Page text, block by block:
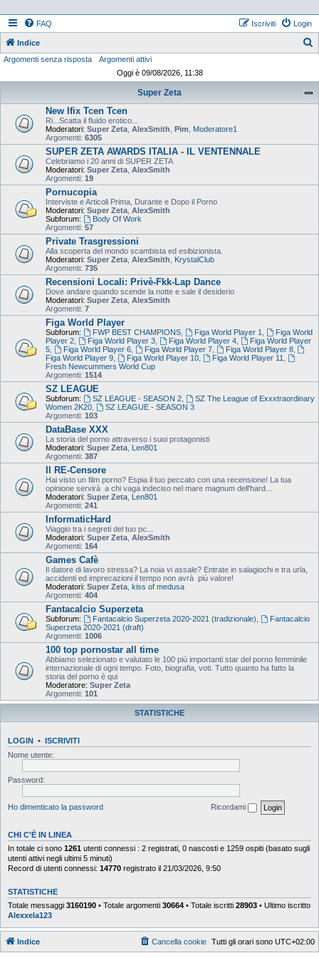
FAQ Login
Iscriviti
Indice
Argomenti senza risposta
Argomenti attivi
Oggi è 09/08/2026, 11:38
Super Zeta
New Ifix Tcen Tcen
Ri...Scatta il fluido erotico...
Moderatori: Super Zeta AlexSmith Pim
Moderatore1
Argomenti: 6305
SUPER ZETA AWARDS ITALIA - IL VENTENNALE
Celebriamo i 20 anni di SUPER ZETA
Moderatori: Super Zeta AlexSmith
Argomenti: 19
Pornucopia
Interviste e Articoli Prima, Durante e Dopo il Porno
Moderatori: Super Zeta AlexSmith
Subforum:
Body Of Work
Argomenti: 57
Private Trasgressioni
Alla scoperta del mondo scambista ed esibizionista.
Moderatori: Super Zeta AlexSmith
KrystalClub
Argomenti: 735
Recensioni Locali: Privè-Fkk-Lap Dance
Dove andare quando scende la notte e sale il desiderio
Moderatori: Super Zeta AlexSmith
Argomenti: 7
Figa World Player
Subforum: FWP BEST CHAMPIONS, Figa World Player 1
Figa World
Player 2
Figa World Player 3, Figa World Player 4,
Figa World Player
5
Figa World Player 6, Figa World Player 7, Figa World Player 8,
Figa World Player 9
Figa World Player 10, Figa World Player 11
Fresh Newcummers World Cup
Argomenti: 1514
SZ LEAGUE
Subforum: SZ LEAGUE - SEASON 2,
SZ The League of Exxxtraordinary
Women 2K20
SZ LEAGUE - SEASON 3
Argomenti: 103
DataBase XXX
La storia del porno attraverso i suoi protagonisti
Moderatori: Super Zeta Len801
Argomenti: 387
Il RE-Censore
Hai visto un film porno? Espia il tuo peccato con una recensione! La tua
opinione servirà a chi vaga indeciso nel mare magnum dell'hard...
Moderatori: Super Zeta Len801
Argomenti: 241
InformaticHard
Viaggio tra i segreti del tuo pc...
Moderatori: Super Zeta AlexSmith
Argomenti: 164
Games Cafè
Il datore di lavoro stressa? La noia vi assale? Entrate in salagiochi e tra urla,
accidenti ed imprecazioni il tempo non avrà più valore!
Moderatori: Super Zeta kiss of medusa
Argomenti: 404
Fantacalcio Superzeta
Subforum: Fantacalcio Superzeta 2020-2021 (tradizionale)
Fantacalcio
Superzeta 2020-2021 (draft)
Argomenti: 1006
100 top pornostar all time
Abbiamo selezionato e valutato le 100 più importanti star del porno femminile
internazionale di ogni tempo. Foto, biografia, voti. Tutto quanto ha fatto la
storia del porno è qui
Moderatore: Super Zeta
Argomenti: 101
STATISTICHE
LOGIN • ISCRIVITI
Nome utente:
Password:
Ho dimenticato la password Ricordami
CHI C’È IN LINEA
In totale ci sono 1261 utenti connessi : 2 registrati, 0 nascosti e 1259 ospiti (basato sugli
utenti attivi negli ultimi 5 minuti)
Record di utenti connessi: 14770 registrato il 21/03/2026, 9:50
STATISTICHE
Totale messaggi 3160190 • Totale argomenti 30664 • Totale iscritti 28903 • Ultimo iscritto
Alexxela123
Indice Tutti gli orari sono UTC+02:00
Cancella cookie